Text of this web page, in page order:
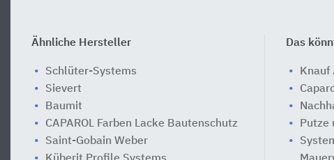
Ähnliche Hersteller
Schlüter-Systems
Sievert
Baumit
CAPAROL Farben Lacke Bautenschutz
Saint-Gobain Weber
Das
Knauf
Putze